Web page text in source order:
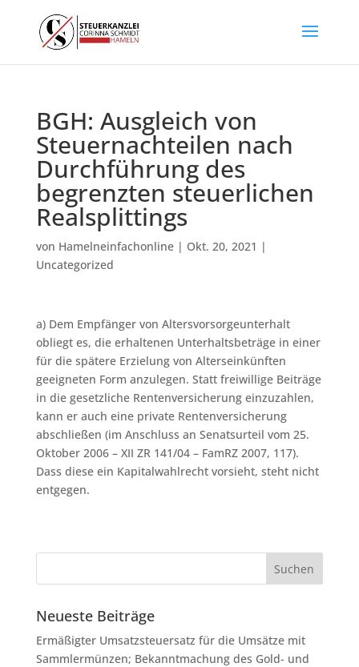
BGH: Ausgleich von
Steuernachteilen nach
Durchführung des
begrenzten steuerlichen
Realsplittings
von Hamelneinfachonline| Okt. 20, 2021 |
Uncategorized
a) Dem Empfänger von Altersvorsorgeunterhalt
obliegt es, die erhaltenen Unterhaltsbeträge in einer
für die spätere Erzielung von Alterseinkünften
geeigneten Form anzulegen. Statt freiwillige Beiträge
in die gesetzliche Rentenversicherung einzuzahlen,
kann er auch eine private Rentenversicherung
abschließen (im Anschluss an Senatsurteil vom 25.
Oktober 2006 – XII ZR 141/04 – FamRZ 2007, 117).
Dass diese ein Kapitalwahlrecht vorsieht, steht nicht
entgegen.
Neueste Beiträge
Ermäßigter Umsatzsteuersatz für die Umsätze mit
Sammlermünzen; Bekanntmachung des Gold- und